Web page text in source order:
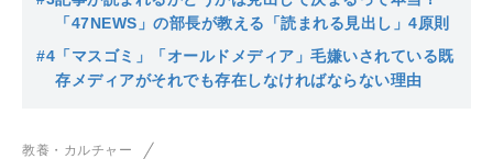
「47NEWS」の部長が教える「読まれる見出し」4原則
#4 「マスゴミ」「オールドメディア」毛嫌いされている既
存メディアがそれでも存在しなければならない理由
教養・カルチャー